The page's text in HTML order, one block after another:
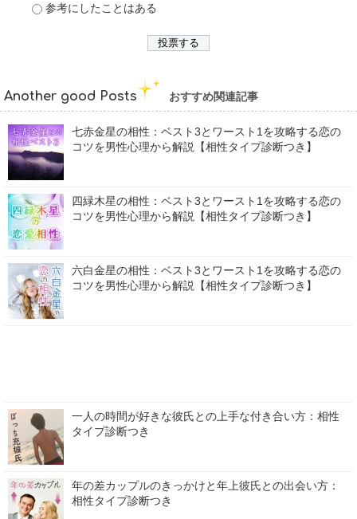
参考にしたことはある
Another good Posts おすすめ関連記事
七赤金星の相性：ベスト3とワースト1を攻略する恋の
コツを男性心理から解説【相性タイプ診断つき】
四緑木星の相性：ベスト3とワースト1を攻略する恋の
コツを男性心理から解説【相性タイプ診断つき】
六白金星の相性：ベスト3とワースト1を攻略する恋の
コツを男性心理から解説【相性タイプ診断つき】
一人の時間が好きな彼氏との上手な付き合い方：相性
タイプ診断つき
年の差カップルのきっかけと年上彼氏との出会い方：
相性タイプ診断つき